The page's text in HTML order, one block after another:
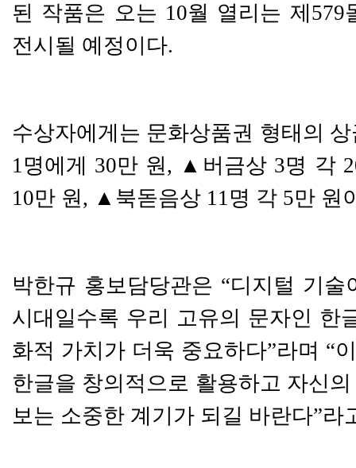
된 작품은 오는 10월 열리는 제 579
전시될 예정이다.
수상자에게는 문화상품권 형태의
1명에게 30만 원, ▲ 버금상 3명 각
10만 원, ▲ 북돋음상 11명 각 5만 원
박한규 홍보담당관은 “디지털 기술
시대일수록 우리 고유의 문자인 한
화적 가치가 더욱 중요하다”라며 “
한글을 창의적으로 활용하고 자신
보는 소중한 계기가 되길 바란다”라